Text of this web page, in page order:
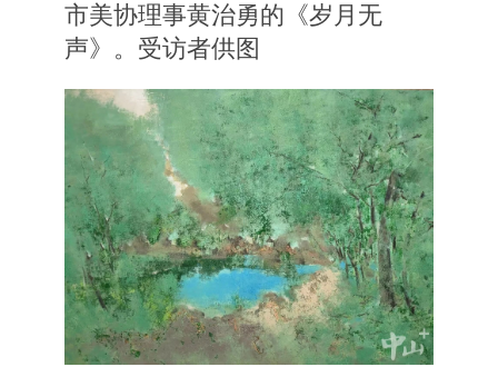
市美协理事黄治勇的《岁月无
声》。受访者供图